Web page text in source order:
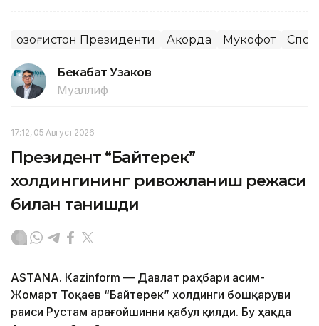
Қозоғистон Президенти Ақорда Мукофот
Бекабат Узаков
Муаллиф
17:12, 05 Август 2026
Президент “Байтерек”
холдингининг ривожланиш режаси
билан танишди
ASTANА. Каzinform — Давлат раҳбари Қасим-
Жомарт Тоқаев “Байтерек” холдинги бошқаруви
раиси Рустам Қарағойшинни қабул қилди. Бу ҳақда